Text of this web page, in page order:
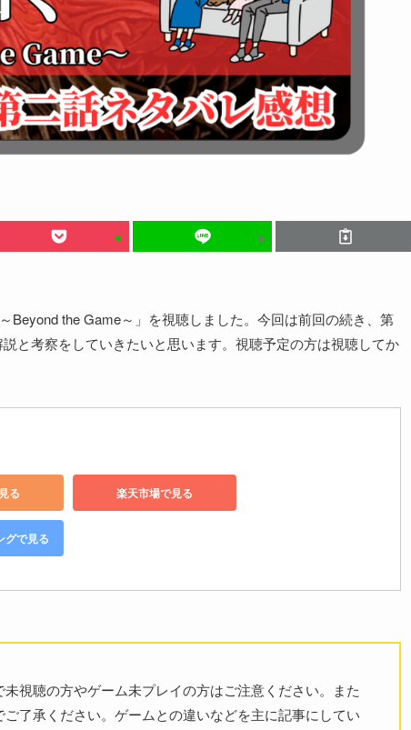
Beyond the Game～」を視聴しました。今回は前回の続き、第
と考察をしていきたいと思います。視聴予定の方は視聴してか
る 楽天市場で見る
グで見る
視聴の方やゲーム未プレイの方はご注意ください。また
了承ください。ゲームとの違いなどを主に記事にしてい